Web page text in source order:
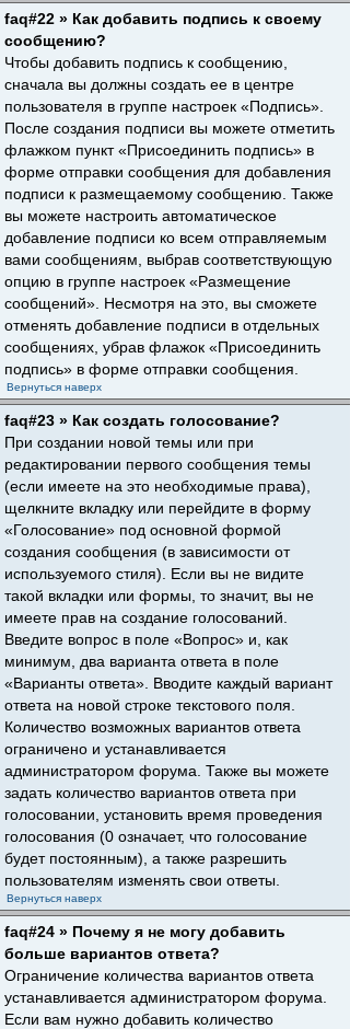
faq#22 » Как добавить подпись к своему
сообщению?
Чтобы добавить подпись к сообщению,
сначала вы должны создать ее в центре
пользователя в группе настроек «Подпись».
После создания подписи вы можете отметить
флажком пункт «Присоединить подпись» в
форме отправки сообщения для добавления
подписи к размещаемому сообщению. Также
вы можете настроить автоматическое
добавление подписи ко всем отправляемым
вами сообщениям, выбрав соответствующую
опцию в группе настроек «Размещение
сообщений». Несмотря на это, вы сможете
отменять добавление подписи в отдельных
сообщениях, убрав флажок «Присоединить
подпись» в форме отправки сообщения.
Вернуться наверх
faq#23 » Как создать голосование?
При создании новой темы или при
редактировании первого сообщения темы
(если имеете на это необходимые права),
щелкните вкладку или перейдите в форму
«Голосование» под основной формой
создания сообщения (в зависимости от
используемого стиля). Если вы не видите
такой вкладки или формы, то значит, вы не
имеете прав на создание голосований.
Введите вопрос в поле «Вопрос» и, как
минимум, два варианта ответа в поле
«Варианты ответа». Вводите каждый вариант
ответа на новой строке текстового поля.
Количество возможных вариантов ответа
ограничено и устанавливается
администратором форума. Также вы можете
задать количество вариантов ответа при
голосовании, установить время проведения
голосования (0 означает, что голосование
будет постоянным), а также разрешить
пользователям изменять свои ответы.
Вернуться наверх
faq#24 » Почему я не могу добавить
больше вариантов ответа?
Ограничение количества вариантов ответа
устанавливается администратором форума.
Если вам нужно добавить количество